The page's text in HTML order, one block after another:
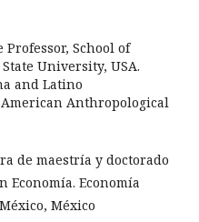
School of
University, USA.
and Latino
Anthropological
de maestría y doctorado
Economía. Economía
México